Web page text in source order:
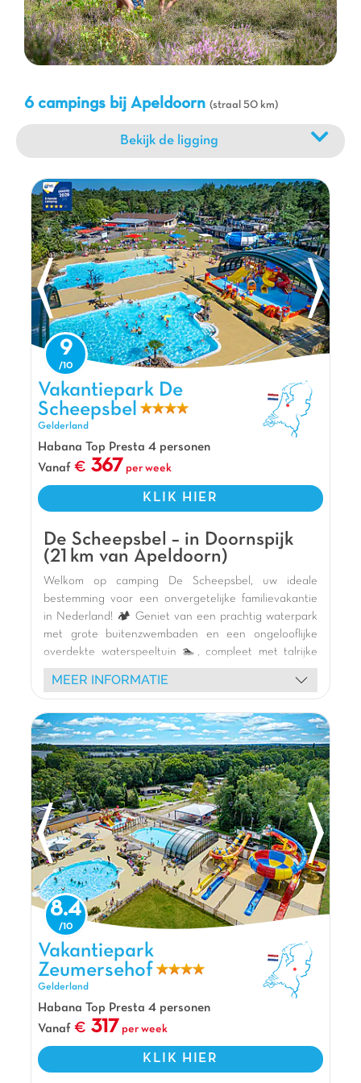
kinderclubs, shows en thema-avonden. Geniet van onze
waterparkenmet glijbanen en verwarmde zwembaden voor
momenten van puur plezier en verfrissing. Of u nu op zoek bent
bij Apeldoorn zijn de perfecte bestemming voor een geslaagde
waardevolle herinneringen zal creëren.
6 campings bij Apeldoorn (straal 50 km)
Vakantiepark De Scheepsbel, Vakantiepark Gelderland
9
Vakantiepark De
Scheepsbel
Gelderland
Habana Top Presta 4 personen
Vanaf
367 per week
KLIK HIER
De Scheepsbel – in Doornspijk
(21 km van Apeldoorn)
Welkom op camping De Scheepsbel, uw ideale
bestemming voor een onvergetelijke familievakantie
in Nederland! 🏕️ Geniet van een prachtig waterpark
met grote buitenzwembaden en een ongelooflijke
overdekte waterspeeltuin 🏊, compleet met talrijke
glijbanen 🎢 voor urenlang plezier, ongeacht het
weer. Kinderen zullen dol zijn op onze thema-
en creatieve animaties 🎨. Verblijf in onze moderne
en ruime stacaravans 🏡 met terras, omgeven door
groen 🌿. Ontdek de natuur van de Veluwe, bezoek
het charmante Zwolle of het Dolfinarium in Harderwijk
🐬. Met sportactiviteiten en een gezellig restaurant
🍽️ belooft De Scheepsbel ontspanning en vermaak
voor iedereen.
De mening van Jasmijn
Vakantiepark de Scheepsbel bevindt zich
midden in de Veluwe. Je kunt hier fijn wandelen
en genieten van de natuur. Het park wordt
namelijk omringd door bossen, heide en een
zandverstuiving met dieren. Daarnaast heeft De
Scheepsbel een mooie indoorspeeltuin. Ook
heeft de Scheepsbel 2 nieuwe zwembaden van
in totaal 490 m2. Dat is twee keer zo groot als
voorheen!
Pluspunten
MEER INFORMATIE
Vakantiepark Zeumersehof, Vakantiepark Gelderland
8.4
Vakantiepark
Zeumersehof
Gelderland
Habana Top Presta 4 personen
Vanaf
317 per week
KLIK HIER
Bekijk de ligging